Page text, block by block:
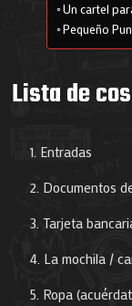
Un cartel
Pequeño
Lista de
Entradas
Documentos
Tarjeta
La mochila /
Ropa